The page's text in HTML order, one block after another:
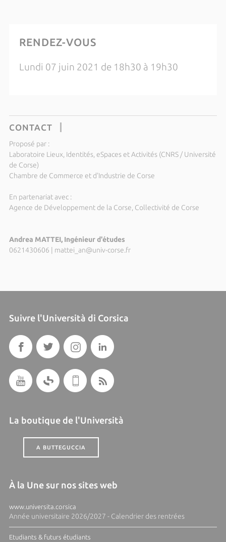
RENDEZ-VOUS
Lundi 07 juin 2021 de 18h30 à 19h30
CONTACT
Proposé par :
Laboratoire Lieux, Identités, eSpaces et Activités (CNRS / Université
de Corse)
Chambre de Commerce et d'Industrie de Corse
En partenariat avec :
Agence de Développement de la Corse, Collectivité de Corse
Andrea MATTEI, Ingénieur d'études
0621430606
mattei_an@univ-corse.fr
Suivre l'Università di Corsica
La boutique de l'Università
A BUTTEGUCCIA
À la Une sur nos sites web
www.universita.corsica
Année universitaire 2026/2027 - Calendrier des rentrées
Etudiants & futurs étudiants